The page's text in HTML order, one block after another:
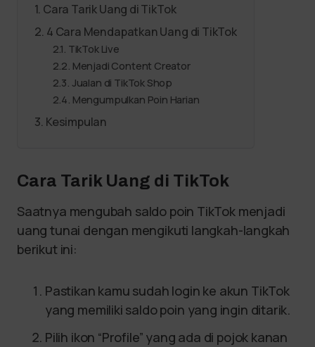
Cara Tarik Uang di TikTok
4 Cara Mendapatkan Uang di TikTok
TikTok Live
Menjadi Content Creator
Jualan di TikTok Shop
Mengumpulkan Poin Harian
Kesimpulan
Cara Tarik Uang di TikTok
Saatnya mengubah saldo poin TikTok menjadi
uang tunai dengan mengikuti langkah-langkah
berikut ini:
Pastikan kamu sudah login ke akun TikTok
yang memiliki saldo poin yang ingin ditarik.
Pilih ikon “Profile” yang ada di pojok kanan